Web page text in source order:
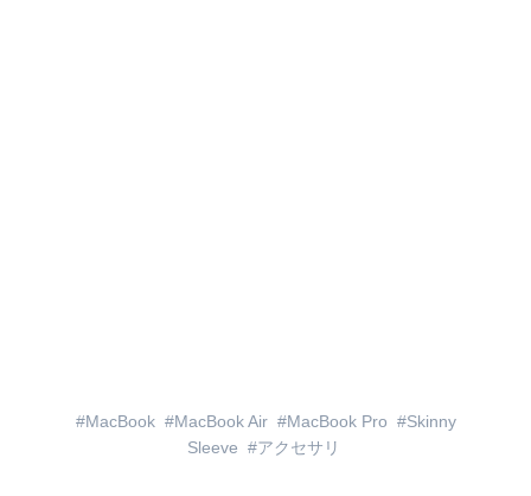
MacBook MacBook Air MacBook Pro
Skinny
Sleeve
アクセサリ